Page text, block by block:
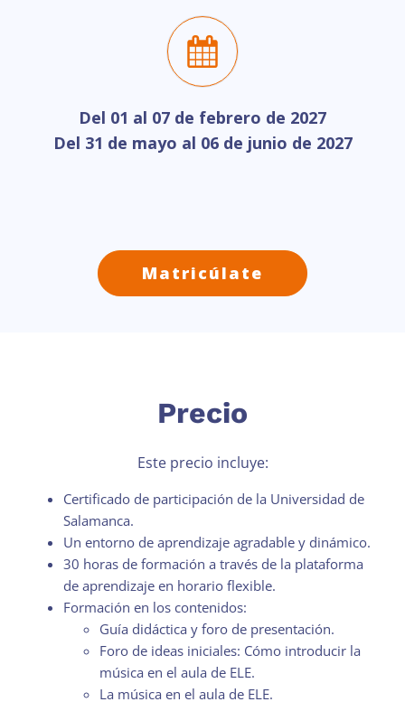
Del 01 al 07 de febrero de 2027
Del 31 de mayo al 06 de junio de 2027
Matricúlate
Precio
Este precio incluye:
Certificado de participación de la Universidad de
Salamanca.
Un entorno de aprendizaje agradable y dinámico.
30 horas de formación a través de la plataforma
de aprendizaje en horario flexible.
Formación en los contenidos:
Guía didáctica y foro de presentación.
Foro de ideas iniciales: Cómo introducir la
música en el aula de ELE.
La música en el aula de ELE.